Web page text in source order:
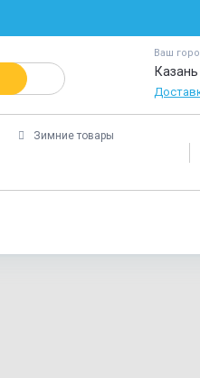
Ваш
Казань
Зимние товары